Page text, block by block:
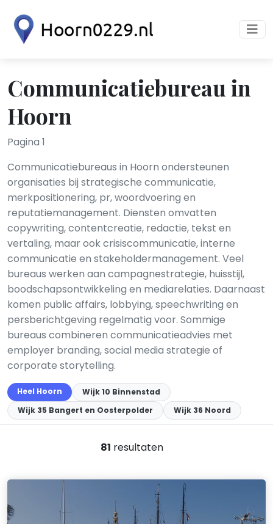
Communicatiebureau in
Hoorn
Pagina 1
Communicatiebureaus in Hoorn ondersteunen
organisaties bij strategische communicatie,
merkpositionering, pr, woordvoering en
reputatiemanagement. Diensten omvatten
copywriting, contentcreatie, redactie, tekst en
vertaling, maar ook crisiscommunicatie, interne
communicatie en stakeholdermanagement. Veel
bureaus werken aan campagnestrategie, huisstijl,
boodschapsontwikkeling en mediarelaties. Daarnaast
komen public affairs, lobbying, speechwriting en
persberichtgeving regelmatig voor. Sommige
bureaus combineren communicatieadvies met
employer branding, social media strategie of
corporate storytelling.
Heel Hoorn
Wijk 10 Binnenstad
Wijk 35 Bangert en Oosterpolder
Wijk 36 Noord
81 resultaten